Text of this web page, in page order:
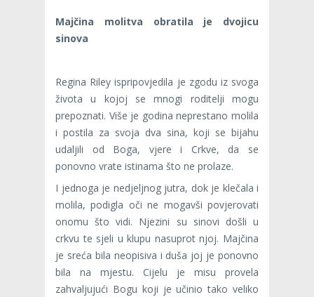
Majčina molitva obratila je dvojicu
sinova
Regina Riley ispripovjedila je zgodu iz svoga
života u kojoj se mnogi roditelji mogu
prepoznati. Više je godina neprestano molila
i postila za svoja dva sina, koji se bijahu
udaljili od Boga, vjere i Crkve, da se
ponovno vrate istinama što ne prolaze.
I jednoga je nedjeljnog jutra, dok je klečala i
molila, podigla oči ne mogavši povjerovati
onomu što vidi. Njezini su sinovi došli u
crkvu te sjeli u klupu nasuprot njoj. Majčina
je sreća bila neopisiva i duša joj je ponovno
bila na mjestu. Cijelu je misu provela
zahvaljujući Bogu koji je učinio tako veliko